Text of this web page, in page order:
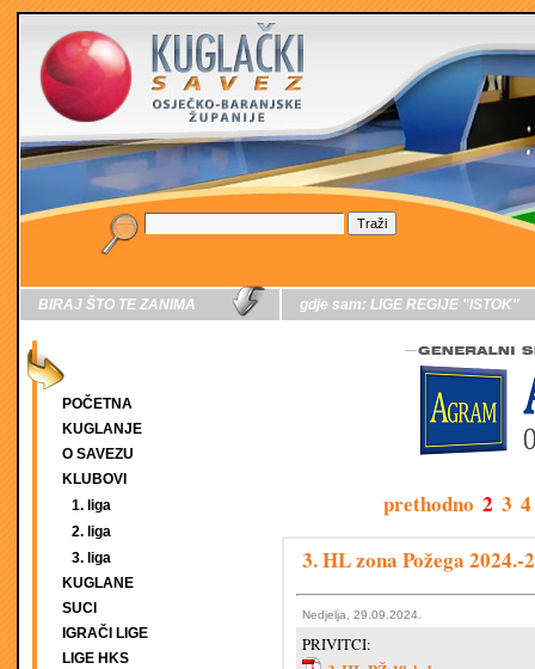
BIRAJ ŠTO TE ZANIMA
POČETNA
KUGLANJE
O SAVEZU
KLUBOVI
1. liga
2. liga
3. liga
KUGLANE
SUCI
IGRAČI LIGE
LIGE HKS
gdje sam: LIGE REGIJE "ISTOK"
prethodno 2 3 4
3. HL zona Požega 2024.-
Nedjelja, 29.09.2024.
PRIVITCI: